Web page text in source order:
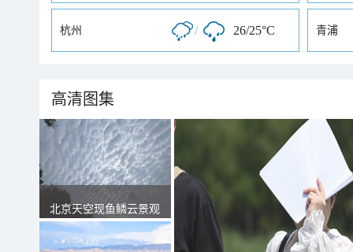
杭州 / 26/25°C 青浦
高清图集
北京天空现鱼鳞云景观